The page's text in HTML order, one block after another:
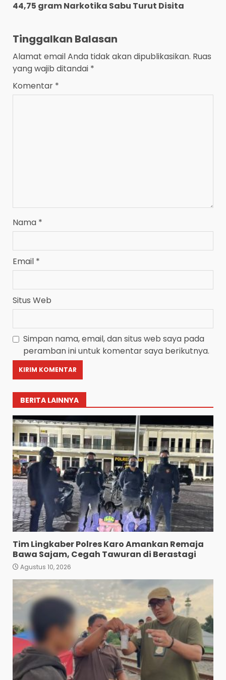
44,75 gram Narkotika Sabu Turut Disita
Tinggalkan Balasan
Alamat email Anda tidak akan dipublikasikan. Ruas
yang wajib ditandai *
Komentar *
Nama *
Email *
Situs Web
Simpan nama, email, dan situs web saya pada
peramban ini untuk komentar saya berikutnya.
BERITA LAINNYA
Tim Lingkaber Polres Karo Amankan Remaja
Bawa Sajam, Cegah Tawuran di Berastagi
Agustus 10, 2026
3
Terlibat Jual Beli Sabu,
Pasukan Tempur Geng
Motor GPS Disergap
Satnarkoba Polrestabes
Medan.
Agustus 10, 2026
Turnamen Piala Bergilir
Ketua DPD PKN Sumut
Berakhir Batak Unitet